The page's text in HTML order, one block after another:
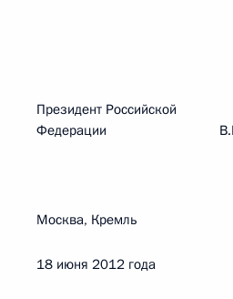
Президент Российской
Федерации
Москва, Кремль
18 июня 2012 года